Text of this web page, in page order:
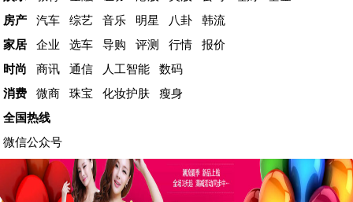
房产
汽车 综艺 音乐 明星 八卦
韩流
家居
企业 选车 导购 评测 行情
报价
时尚
商讯 通信 人工智能
数码
消费
微商 珠宝 化妆护肤
瘦身
全国热线
微信公众号